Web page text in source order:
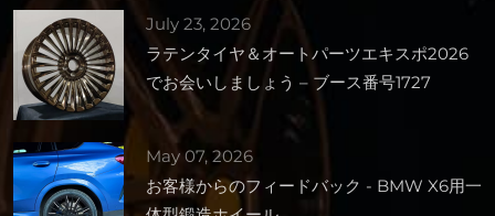
July 23, 2026
ラテンタイヤ＆オートパーツエキスポ2026
でお会いしましょう – ブース番号1727
May 07, 2026
お客様からのフィードバック - BMW X6用一